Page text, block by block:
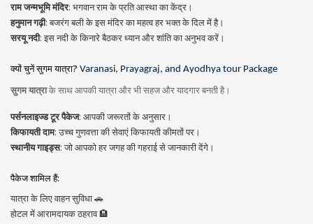
राम जन्मभूमि मंदिर: भगवान राम के प्रति आस्था का केंद्र।
हनुमान गढ़ी: बजरंग बली के इस मंदिर का महत्व हर भक्त के दिल में है।
सरयू नदी: इस नदी के किनारे बैठकर ध्यान और शांति का अनुभव करें।
क्यों चुनें सुगम यात्रा? Varanasi, Prayagraj, and Ayodhya tour Package
सुगम यात्राके साथ आपकी यात्रा और भी सहज और यादगार बनती है।
पर्सनलाइज्ड टूर पैकेज: आपकी जरूरतों के अनुसार।
किफायती दाम: उच्च गुणवत्ता की सेवाएं किफायती कीमतों पर।
स्थानीय गाइड्स: जो आपको हर जगह की गहराई से जानकारी देंगे।
पैकेज शामिल हैं:
यात्रा के लिए वाहन सुविधा 🚗
होटल में आरामदायक ठहराव 🏨